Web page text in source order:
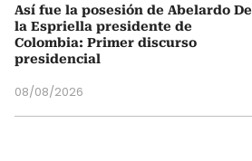
Así fue la posesión de Abelardo De
la Espriella presidente de
Colombia: Primer discurso
presidencial
08/08/2026